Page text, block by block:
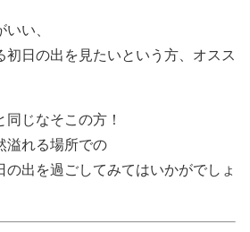
い、
日の出を見たいという方、オスス
じなそこの方！
溢れる場所での
の出を過ごしてみてはいかがでしょ